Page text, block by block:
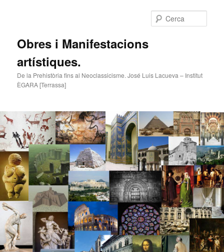
Obres i Manifestacions
artístiques.
De la Prehistòria fins al Neoclassicisme. José Luis Lacueva – Institut
ÈGARA [Terrassa]